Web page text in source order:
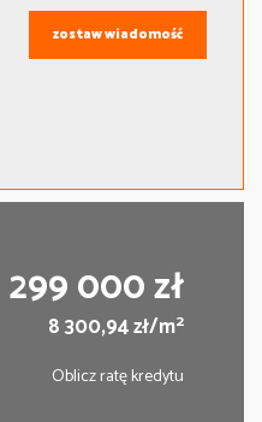
zostaw wiadomość
299 000 zł
8 300,94 zł/m2
Oblicz ratę kredytu